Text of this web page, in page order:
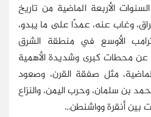
الأربعة الماضية من تاريخ
وغاب عنه، عمدًا على ما يبدو،
الأوسع في منطقة الشرق
محطات كبرى وشديدة الأهمية
مثل صفقة القرن، وصعود
بن سلمان، وحرب اليمن، والنزاع
بين أنقرة وواشنطن...